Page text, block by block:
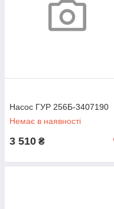
Насос ГУР 256Б-3407190
Немає в наявності
3 510 ₴